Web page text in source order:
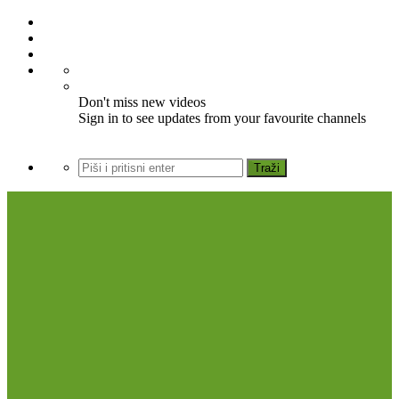
Don't miss new videos
Sign in to see updates from your favourite channels